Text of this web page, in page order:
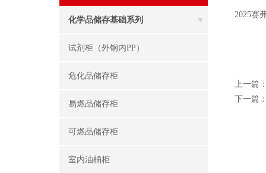
化学品储存基础系列
试剂柜（外钢内PP）
危化品储存柜
易燃品储存柜
可燃品储存柜
室内油桶柜
2025赛
上一篇
下一篇